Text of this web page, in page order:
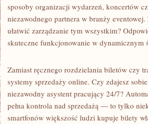
NA
ZYSK!
sposoby organizacji wydarzeń, koncertów
niezawodnego partnera w branży
ułatwić zarządzanie tym wszystkim?
skuteczne funkcjonowanie w
Zamiast ręcznego rozdzielania biletów czy
systemy sprzedaży online. Czy zdajesz
niezawodny asystent pracujący 24/7?
pełna kontrola nad sprzedażą — to tylko
smartfonów większość ludzi kupuje bilety